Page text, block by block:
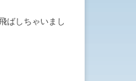
ばしちゃいまし